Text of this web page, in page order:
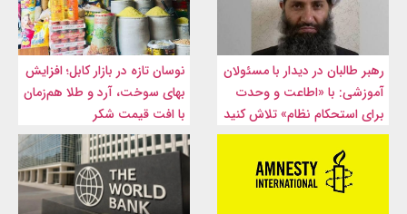
رهبر طالبان در دیدار با مسئولان
آموزشی: با «اطاعت و وحدت
برای استحکام نظام» تلاش کنید
نوسان تازه در بازار کابل؛ افزایش
بهای سوخت، آرد و طلا هم‌زمان
با افت قیمت شکر